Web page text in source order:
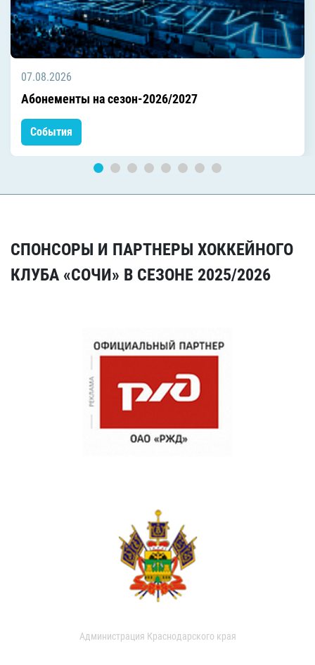
07.08.2026
Абонементы на сезон-2026/2027
События
СПОНСОРЫ И ПАРТНЕРЫ ХОККЕЙНОГО
КЛУБА «СОЧИ» В СЕЗОНЕ 2025/2026
Администрация Краснодарского края